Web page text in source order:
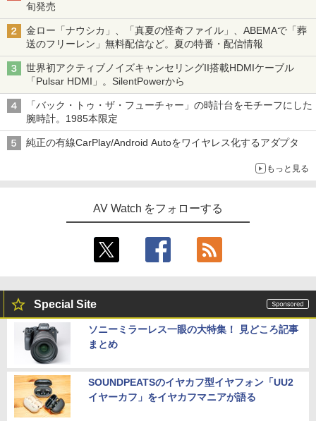
旬発売
金ロー「ナウシカ」、「真夏の怪奇ファイル」、ABEMAで「葬
送のフリーレン」無料配信など。夏の特番・配信情報
世界初アクティブノイズキャンセリングII搭載HDMIケーブル
「Pulsar HDMI」。SilentPowerから
「バック・トゥ・ザ・フューチャー」の時計台をモチーフにした
腕時計。1985本限定
純正の有線CarPlay/Android Autoをワイヤレス化するアダプタ
もっと見る
AV Watch をフォローする
Special Site
ソニーミラーレス一眼の大特集！ 見どころ記事
まとめ
SOUNDPEATSのイヤカフ型イヤフォン「UU2
イヤーカフ」をイヤカフマニアが語る